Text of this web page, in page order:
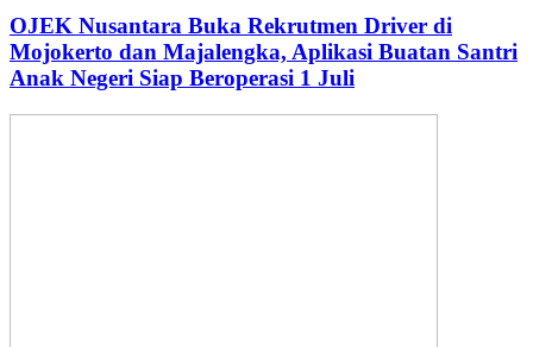
OJEK Nusantara Buka Rekrutmen Driver di
Mojokerto dan Majalengka, Aplikasi Buatan Santri
Anak Negeri Siap Beroperasi 1 Juli